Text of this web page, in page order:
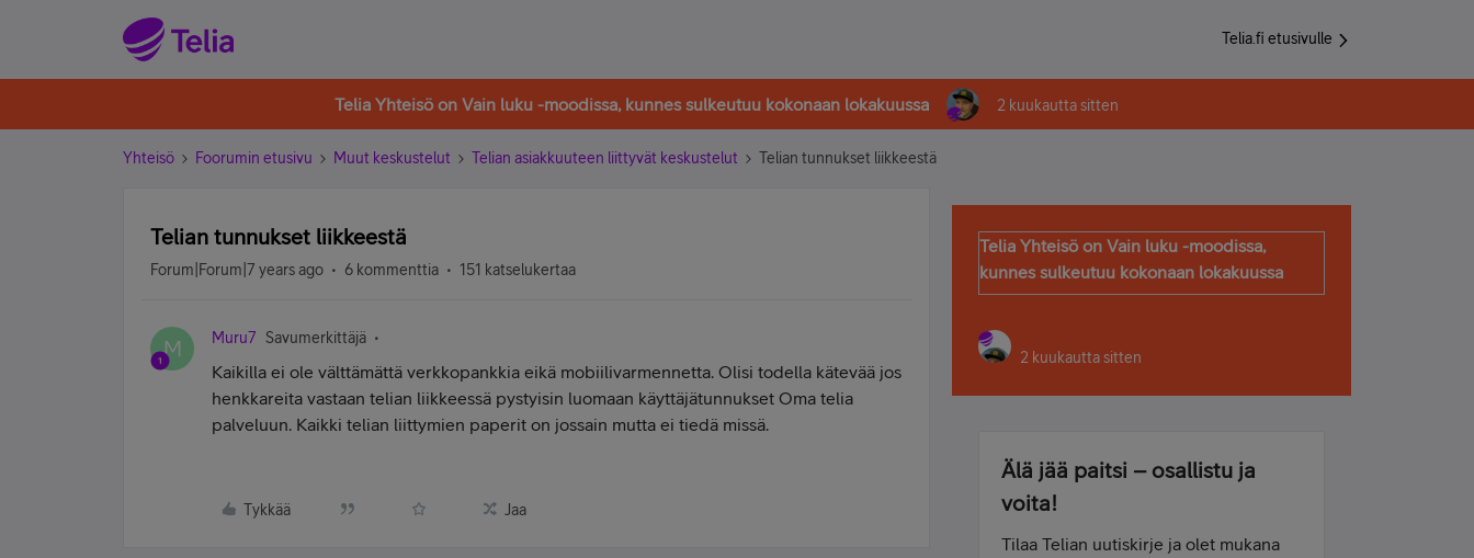
Telia.fi etusivulle
Telia Yhteisö on Vain luku -moodissa, kunnes sulkeutuu kokonaan lokakuussa 2 kuukautta sitten
Yhteisö Foorumin etusivu Muut keskustelut Telian asiakkuuteen liittyvät keskustelut Telian tunnukset liikkeestä
Telian tunnukset liikkeestä
Forum|Forum|7 years ago 6 kommenttia 151 katselukertaa
M Muru7 Savumerkittäjä
Kaikilla ei ole välttämättä verkkopankkia eikä mobiilivarmennetta. Olisi todella kätevää jos
henkkareita vastaan telian liikkeessä pystyisin luomaan käyttäjätunnukset Oma telia
palveluun. Kaikki telian liittymien paperit on jossain mutta ei tiedä missä.
Tykkää Jaa
Telia Yhteisö on Vain luku -moodissa,
kunnes sulkeutuu kokonaan lokakuussa
2 kuukautta sitten
Älä jää paitsi – osallistu ja
voita!
Tilaa Telian uutiskirje ja olet mukana